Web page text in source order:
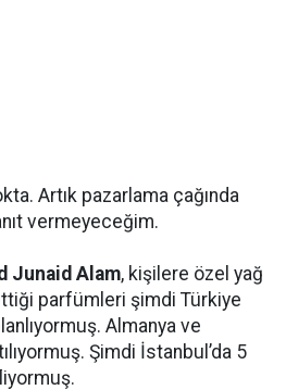
Artık pazarlama çağında
vermeyeceğim.
Junaid Alam, kişilere özel yağ
parfümleri şimdi Türkiye
Almanya ve
Şimdi İstanbul’da 5